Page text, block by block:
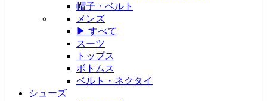
帽子・ベルト
メンズ
▶ すべて
スーツ
トップス
ボトムス
ベルト・ネクタイ
シューズ